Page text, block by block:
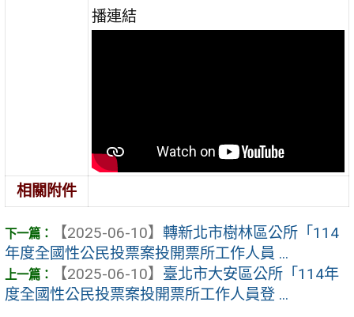
播連結
相關附件
【2025-06-10】 轉新北市樹林區公所「114
年度全國性公民投票案投開票所工作人員 ...
【2025-06-10】 臺北市大安區公所「114年
度全國性公民投票案投開票所工作人員登 ...